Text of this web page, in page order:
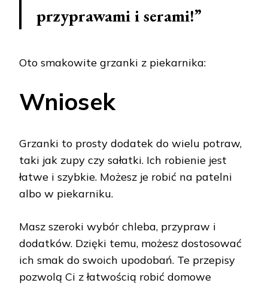
przyprawami i serami!”
Oto smakowite grzanki z piekarnika:
Wniosek
Grzanki to prosty dodatek do wielu potraw,
taki jak zupy czy sałatki. Ich robienie jest
łatwe i szybkie. Możesz je robić na patelni
albo w piekarniku.
Masz szeroki wybór chleba, przypraw i
dodatków. Dzięki temu, możesz dostosować
ich smak do swoich upodobań. Te przepisy
pozwolą Ci z łatwością robić domowe